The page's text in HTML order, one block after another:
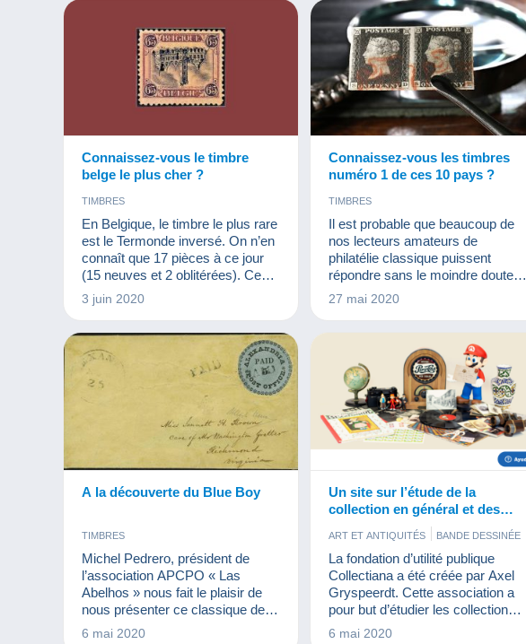
aujourd’hui encore ! Son 175e
anniversaire valait bien un bel
article pour lui rendre hommage !
Par Jean-Louis Emmenegger
Connaissez-vous le timbre
belge le plus cher ?
TIMBRES
En Belgique, le timbre le plus rare
est le Termonde inversé. On n’en
connaît que 17 pièces à ce jour
(15 neuves et 2 oblitérées). Ces
timbres ont été émis et vendus en
1920. La particularité de ces
inversé par rapport à leur cadre.
3 juin 2020
Connaissez-vous les timbres
numéro 1 de ces 10 pays ?
TIMBRES
Il est probable que beaucoup de
nos lecteurs amateurs de
philatélie classique puissent
répondre sans le moindre doute à
cette question, mais une petite
les N°1 de ces pays suivant le
catalogue Yvert et Tellier.
27 mai 2020
A la découverte du Blue Boy
TIMBRES
Michel Pedrero, président de
l’association APCPO « Las
Abelhos » nous fait le plaisir de
nous présenter ce classique de la
philatélie américaine. Le Blue Boy
6 mai 2020
Un site sur l’étude de la
collection en général et des
collectionneurs en particulier,
découvrez Collectiana
ART ET ANTIQUITÉS
BANDE DESSINÉE
BIJOUX
BISTROT ET ALIMENTATION
CARTES DE COLLECTION MODERNES
CARTES POSTALES
CINÉMA
FIGURINES
JETONS ET MÉDAILLES
MAQUETTES
La fondation d’utilité publique
Collectiana a été créée par Axel
Gryspeerdt. Cette association a
pour but d’étudier les collections
en général en Belgique aussi bien
6 mai 2020